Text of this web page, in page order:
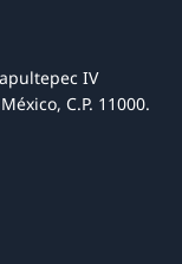
IV
C.P. 11000.